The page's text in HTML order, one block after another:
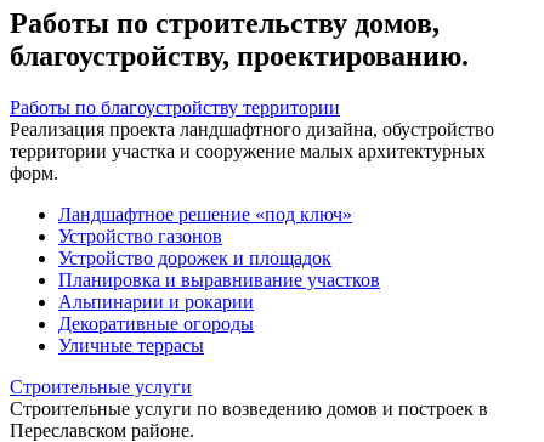
Работы по строительству домов,
благоустройству, проектированию.
Работы по благоустройству территории
Реализация проекта ландшафтного дизайна, обустройство
территории участка и сооружение малых архитектурных
форм.
Ландшафтное решение «под ключ»
Устройство газонов
Устройство дорожек и площадок
Планировка и выравнивание участков
Альпинарии и рокарии
Декоративные огороды
Уличные террасы
Строительные услуги
Строительные услуги по возведению домов и построек в
Переславском районе.